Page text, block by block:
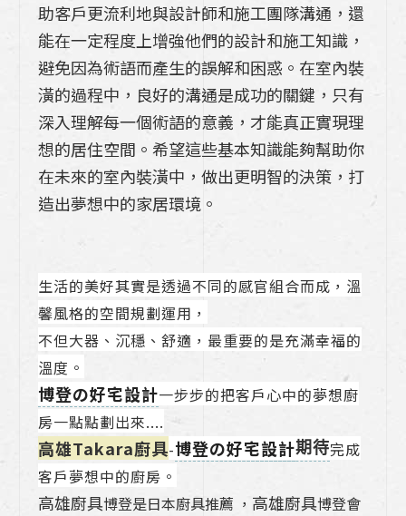
助客戶更流利地與設計師和施工團隊溝通，還
能在一定程度上增強他們的設計和施工知識，
避免因為術語而產生的誤解和困惑。在室內裝
潢的過程中，良好的溝通是成功的關鍵，只有
深入理解每一個術語的意義，才能真正實現理
想的居住空間。希望這些基本知識能夠幫助你
在未來的室內裝潢中，做出更明智的決策，打
造出夢想中的家居環境。
生活的美好其實是透過不同的感官組合而成，溫
馨風格的空間規劃運用，
不但大器、沉穩、舒適，最重要的是充滿幸福的
溫度。
博登の好宅設計一步步的把客戶心中的夢想廚
房一點點劃出來....
高雄Takara廚具-博登の好宅設計期待完成
客戶夢想中的廚房。
高雄廚具博登是日本廚具推薦 ， 高雄廚具博登會